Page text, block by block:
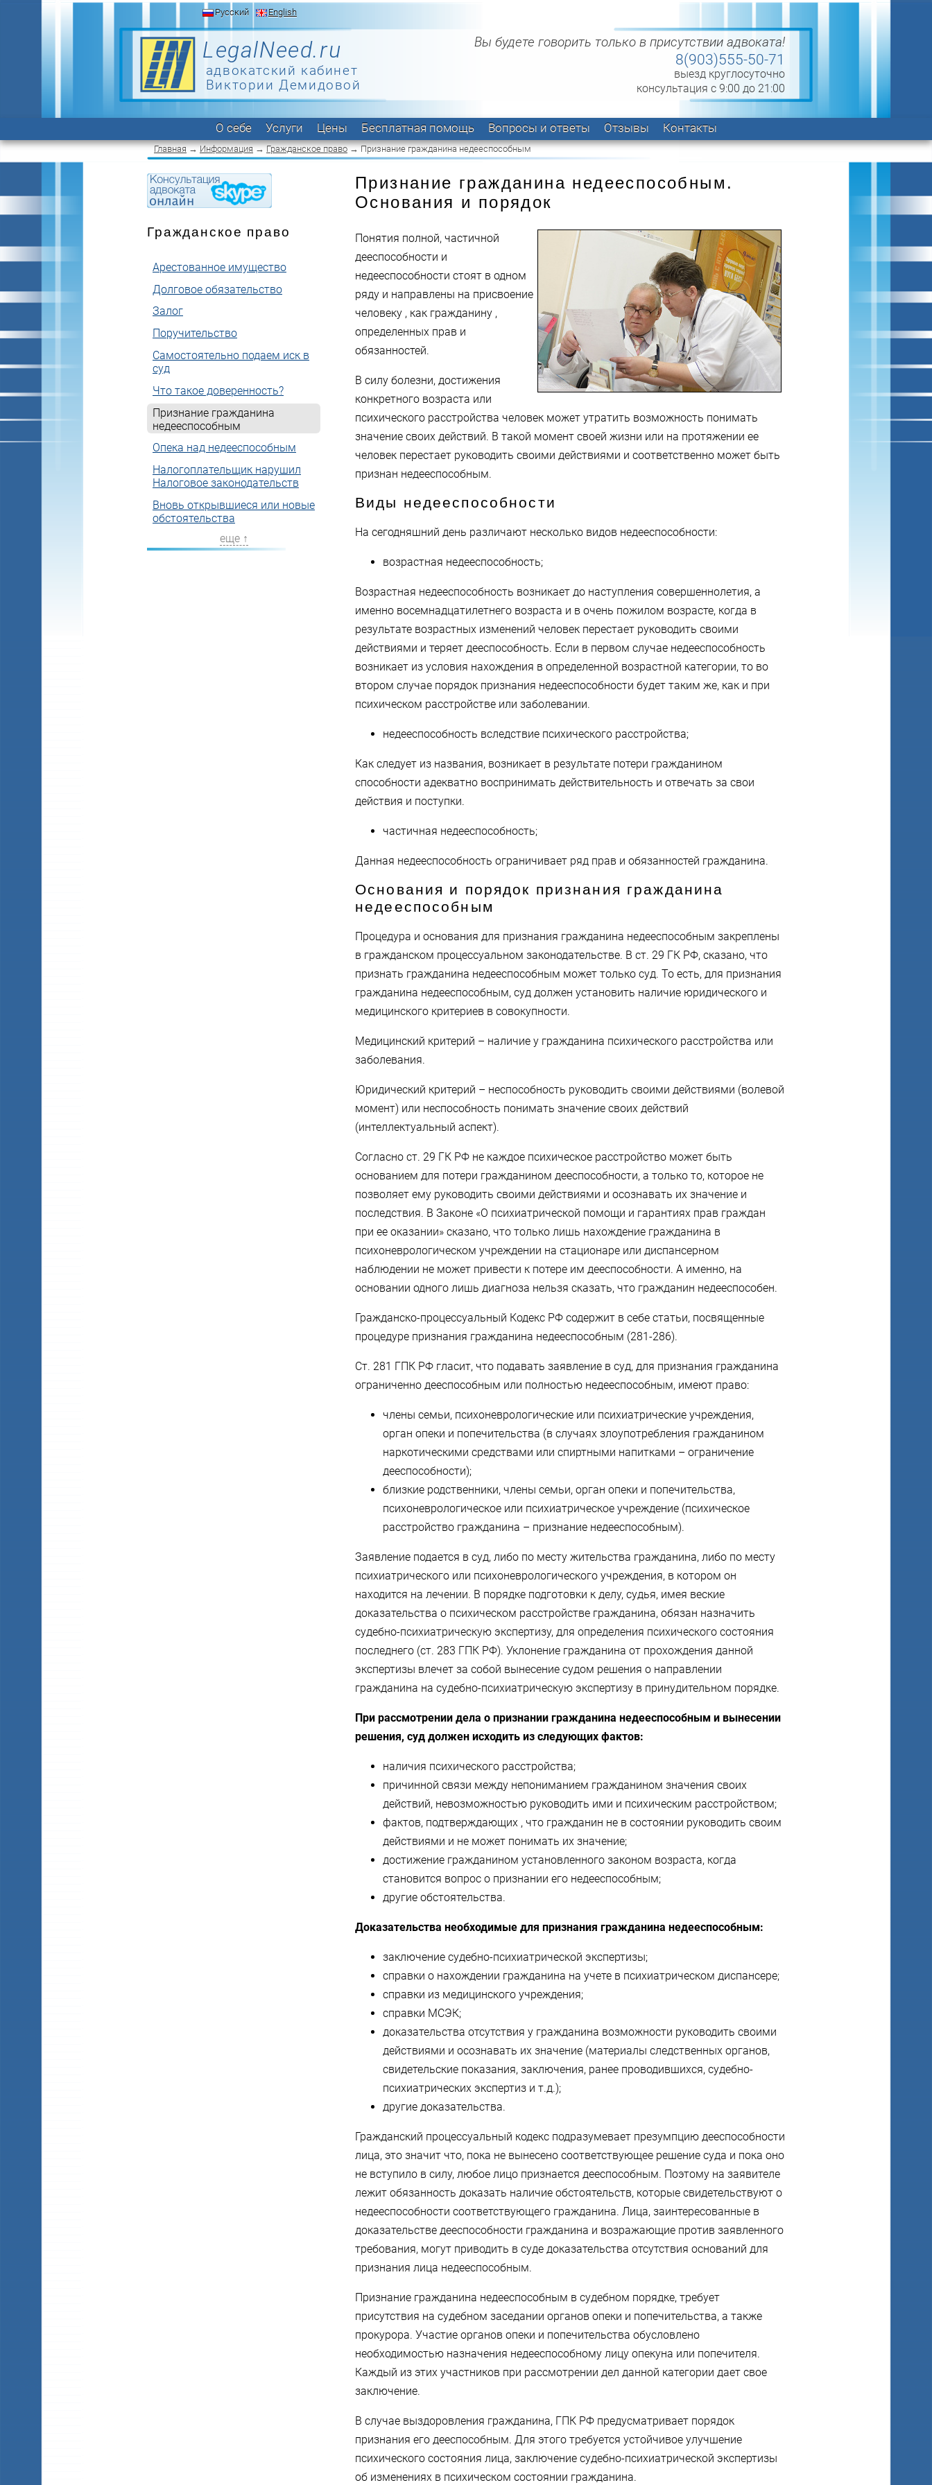
LegalNeed.ru
адвокатский кабинет
Виктории Демидовой
Вы будете говорить только в присутствии адвоката!
8(903)555-50-71
выезд круглосуточно
консультация с 9:00 до 21:00
Русский English
О себе Услуги Цены Бесплатная помощь Вопросы и ответы Отзывы Контакты
Главная→Информация→Гражданское право→ Признание гражданина недееспособным
Гражданское право
Арестованное имущество
Долговое обязательство
Залог
Поручительство
Самостоятельно подаем иск в
суд
Что такое доверенность?
Признание гражданина
недееспособным
Опека над недееспособным
Налогоплательщик нарушил
Налоговое законодательств
Вновь открывшиеся или новые
обстоятельства
еще ↑
Признание гражданина недееспособным.
Основания и порядок
Понятия полной, частичной
дееспособности и
недееспособности стоят в одном
ряду и направлены на присвоение
человеку , как гражданину ,
определенных прав и
обязанностей.
В силу болезни, достижения
конкретного возраста или
психического расстройства человек может утратить возможность понимать
значение своих действий. В такой момент своей жизни или на протяжении ее
человек перестает руководить своими действиями и соответственно может быть
признан недееспособным.
Виды недееспособности
На сегодняшний день различают несколько видов недееспособности:
возрастная недееспособность;
Возрастная недееспособность возникает до наступления совершеннолетия, а
именно восемнадцатилетнего возраста и в очень пожилом возрасте, когда в
результате возрастных изменений человек перестает руководить своими
действиями и теряет дееспособность. Если в первом случае недееспособность
возникает из условия нахождения в определенной возрастной категории, то во
втором случае порядок признания недееспособности будет таким же, как и при
психическом расстройстве или заболевании.
недееспособность вследствие психического расстройства;
Как следует из названия, возникает в результате потери гражданином
способности адекватно воспринимать действительность и отвечать за свои
действия и поступки.
частичная недееспособность;
Данная недееспособность ограничивает ряд прав и обязанностей гражданина.
Основания и порядок признания гражданина
недееспособным
Процедура и основания для признания гражданина недееспособным закреплены
в гражданском процессуальном законодательстве. В ст. 29 ГК РФ, сказано, что
признать гражданина недееспособным может только суд. То есть, для признания
гражданина недееспособным, суд должен установить наличие юридического и
медицинского критериев в совокупности.
Медицинский критерий – наличие у гражданина психического расстройства или
заболевания.
Юридический критерий – неспособность руководить своими действиями (волевой
момент) или неспособность понимать значение своих действий
(интеллектуальный аспект).
Согласно ст. 29 ГК РФ не каждое психическое расстройство может быть
основанием для потери гражданином дееспособности, а только то, которое не
позволяет ему руководить своими действиями и осознавать их значение и
последствия. В Законе «О психиатрической помощи и гарантиях прав граждан
при ее оказании» сказано, что только лишь нахождение гражданина в
психоневрологическом учреждении на стационаре или диспансерном
наблюдении не может привести к потере им дееспособности. А именно, на
основании одного лишь диагноза нельзя сказать, что гражданин недееспособен.
Гражданско-процессуальный Кодекс РФ содержит в себе статьи, посвященные
процедуре признания гражданина недееспособным (281-286).
Ст. 281 ГПК РФ гласит, что подавать заявление в суд, для признания гражданина
ограниченно дееспособным или полностью недееспособным, имеют право:
члены семьи, психоневрологические или психиатрические учреждения,
орган опеки и попечительства (в случаях злоупотребления гражданином
наркотическими средствами или спиртными напитками – ограничение
дееспособности);
близкие родственники, члены семьи, орган опеки и попечительства,
психоневрологическое или психиатрическое учреждение (психическое
расстройство гражданина – признание недееспособным).
Заявление подается в суд, либо по месту жительства гражданина, либо по месту
психиатрического или психоневрологического учреждения, в котором он
находится на лечении. В порядке подготовки к делу, судья, имея веские
доказательства о психическом расстройстве гражданина, обязан назначить
судебно-психиатрическую экспертизу, для определения психического состояния
последнего (ст. 283 ГПК РФ). Уклонение гражданина от прохождения данной
экспертизы влечет за собой вынесение судом решения о направлении
гражданина на судебно-психиатрическую экспертизу в принудительном порядке.
При рассмотрении дела о признании гражданина недееспособным и вынесении
решения, суд должен исходить из следующих фактов:
наличия психического расстройства;
причинной связи между непониманием гражданином значения своих
действий, невозможностью руководить ими и психическим расстройством;
фактов, подтверждающих , что гражданин не в состоянии руководить своим
действиями и не может понимать их значение;
достижение гражданином установленного законом возраста, когда
становится вопрос о признании его недееспособным;
другие обстоятельства.
Доказательства необходимые для признания гражданина недееспособным:
заключение судебно-психиатрической экспертизы;
справки о нахождении гражданина на учете в психиатрическом диспансере;
справки из медицинского учреждения;
справки МСЭК;
доказательства отсутствия у гражданина возможности руководить своими
действиями и осознавать их значение (материалы следственных органов,
свидетельские показания, заключения, ранее проводившихся, судебно-
психиатрических экспертиз и т.д.);
другие доказательства.
Гражданский процессуальный кодекс подразумевает презумпцию дееспособности
лица, это значит что, пока не вынесено соответствующее решение суда и пока оно
не вступило в силу, любое лицо признается дееспособным. Поэтому на заявителе
лежит обязанность доказать наличие обстоятельств, которые свидетельствуют о
недееспособности соответствующего гражданина. Лица, заинтересованные в
доказательстве дееспособности гражданина и возражающие против заявленного
требования, могут приводить в суде доказательства отсутствия оснований для
признания лица недееспособным.
Признание гражданина недееспособным в судебном порядке, требует
присутствия на судебном заседании органов опеки и попечительства, а также
прокурора. Участие органов опеки и попечительства обусловлено
необходимостью назначения недееспособному лицу опекуна или попечителя.
Каждый из этих участников при рассмотрении дел данной категории дает свое
заключение.
В случае выздоровления гражданина, ГПК РФ предусматривает порядок
признания его дееспособным. Для этого требуется устойчивое улучшение
психического состояния лица, заключение судебно-психиатрической экспертизы
об изменениях в психическом состоянии гражданина.